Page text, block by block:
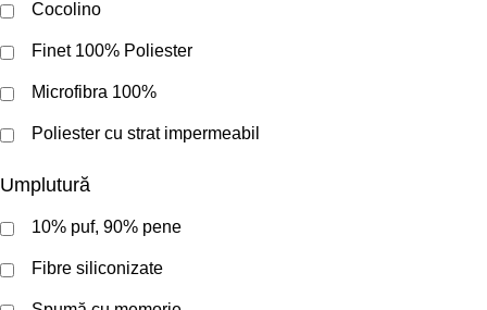
Cocolino
Finet 100% Poliester
Microfibra 100%
Poliester cu strat impermeabil
Umplutură
10% puf, 90% pene
Fibre siliconizate